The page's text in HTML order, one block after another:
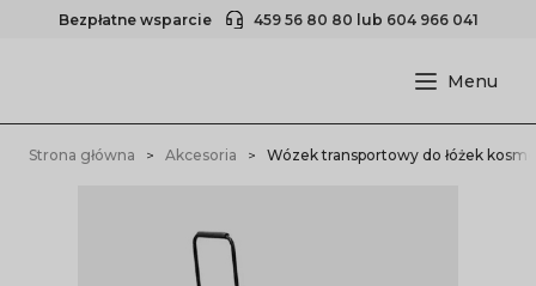
Bezpłatne wsparcie 459 56 80 80 lub 604 966 041
Strona główna Akcesoria Wózek transportowy do łóżek